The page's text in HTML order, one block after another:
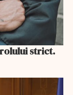
strict.